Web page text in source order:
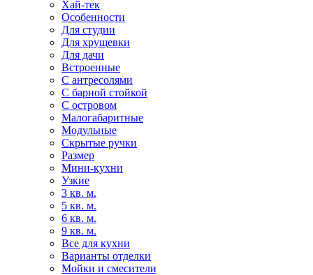
Хай-тек
Особенности
Для студии
Для хрущевки
Для дачи
Встроенные
С антресолями
С барной стойкой
С островом
Малогабаритные
Модульные
Скрытые ручки
Размер
Мини-кухни
Узкие
3 кв. м.
5 кв. м.
6 кв. м.
9 кв. м.
Все для кухни
Варианты отделки
Мойки и смесители